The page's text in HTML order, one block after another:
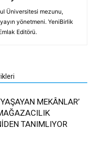
Üniversitesi mezunu,
yönetmeni. YeniBirlik
Editörü.
MEKÂNLAR’
TANIMLIYOR